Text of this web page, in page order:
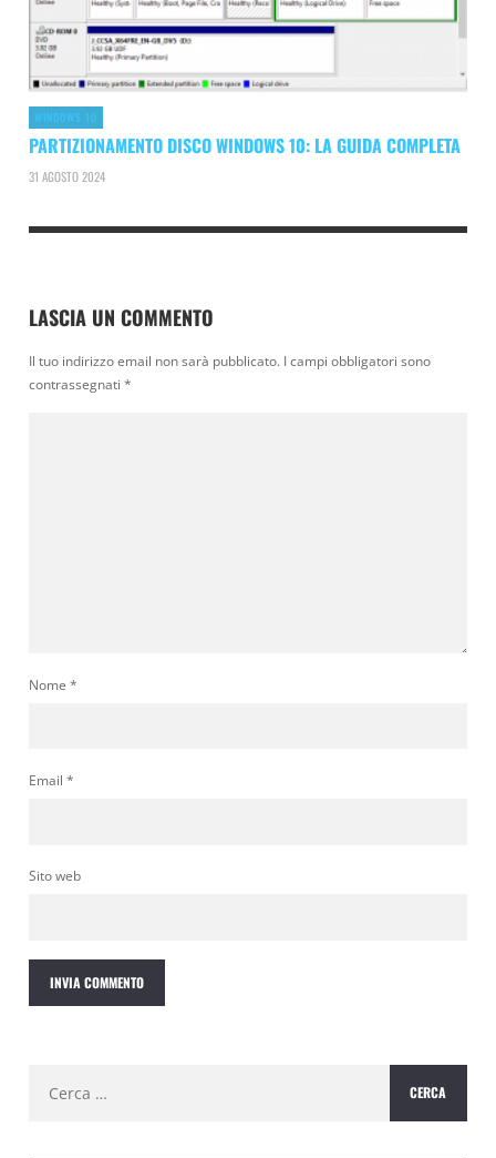
WINDOWS 10
PARTIZIONAMENTO DISCO WINDOWS 10: LA GUIDA COMPLETA
31 AGOSTO 2024
LASCIA UN COMMENTO
Il tuo indirizzo email non sarà pubblicato. I campi obbligatori sono
contrassegnati *
Nome *
Email *
Sito web
per: